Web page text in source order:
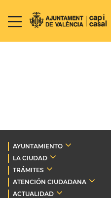
AYUNTAMIENTO
LA CIUDAD
TRÁMITES
ATENCIÓN CIUDADANA
ACTUALIDAD